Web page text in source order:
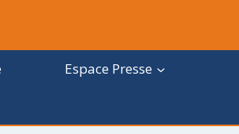
Espace Presse